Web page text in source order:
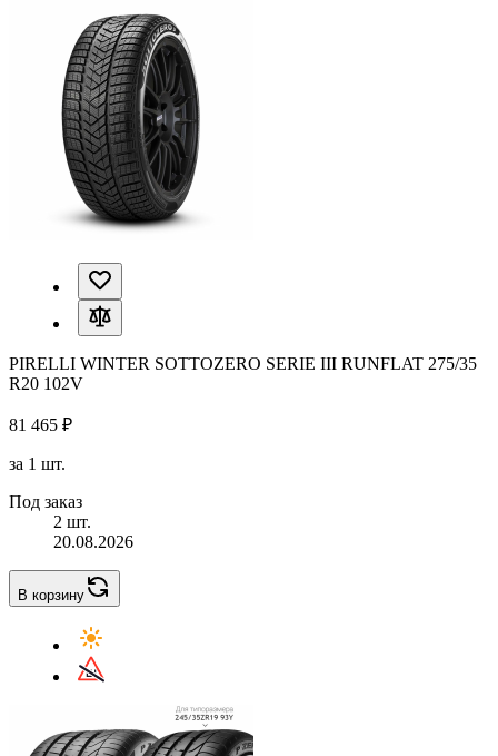
PIRELLI WINTER SOTTOZERO SERIE III RUNFLAT 275/35
R20 102V
81 465 ₽
за 1 шт.
Под заказ
2 шт.
20.08.2026
В корзину